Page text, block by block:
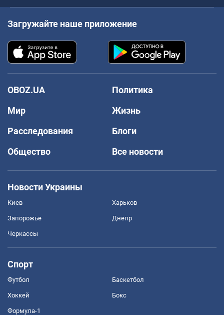
Загружайте наше приложение
OBOZ.UA
Политика
Мир
Жизнь
Расследования
Блоги
Общество
Все новости
Новости Украины
Киев Харьков
Запорожье Днепр
Черкассы
Спорт
Футбол Баскетбол
Хоккей Бокс
Формула-1